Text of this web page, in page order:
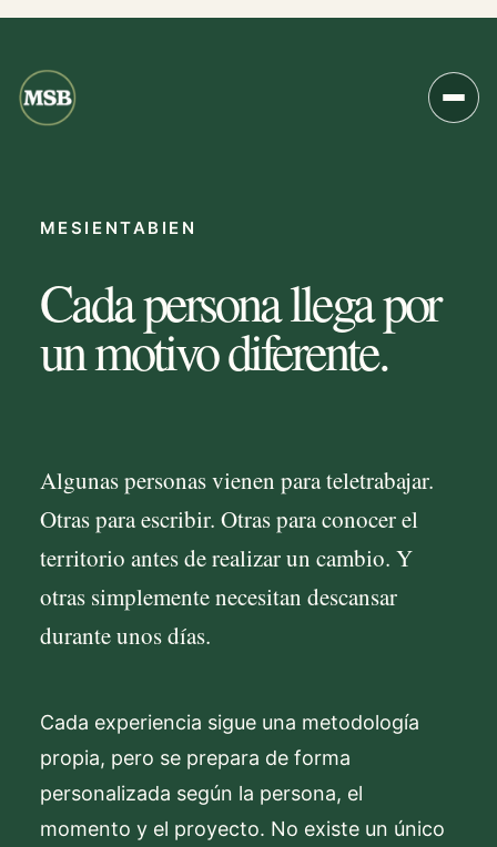
MESIENTABIEN
Cada persona llega por
un motivo diferente.
Algunas personas vienen para teletrabajar.
Otras para escribir. Otras para conocer el
territorio antes de realizar un cambio. Y
otras simplemente necesitan descansar
durante unos días.
Cada experiencia sigue una metodología
propia, pero se prepara de forma
personalizada según la persona, el
momento y el proyecto. No existe un único